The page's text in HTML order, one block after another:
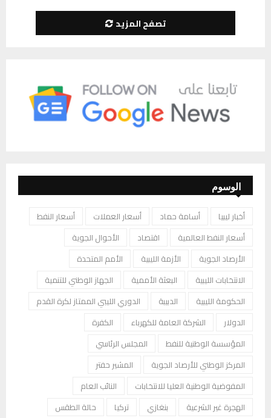
تصفح المزيد
الوسوم
أخبار ليبيا أسامة حماد أسعار العملات
أسعار النفط
أسعار النفط العالمية
اقتصاد
الأحوال الجوية
الأرصاد الجوية
الأزمة الليبية
الأمم المتحدة
الانتخابات الليبية
البعثة الأممية
الجهاز الوطني للتنمية
الحكومة الليبية
الدبيبة
الدوري الليبي الممتاز لكرة القدم
الدولار
الشركة العامة للكهرباء
الكفرة
المؤسسة الوطنية للنفط
المجلس الرئاسي
المركز الوطني للأرصاد الجوية
المشير حفتر
المفوضية الوطنية العليا للانتخابات
النائب العام
الهجرة غير الشرعية
بنغازي تركيا
حالة الطقس